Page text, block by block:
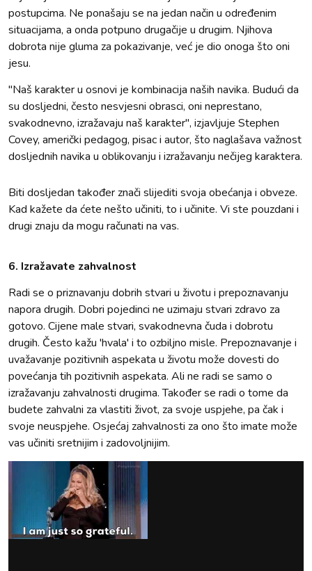
postupcima. Ne ponašaju se na jedan način u određenim
situacijama, a onda potpuno drugačije u drugim. Njihova
dobrota nije gluma za pokazivanje, već je dio onoga što oni
jesu.
"Naš karakter u osnovi je kombinacija naših navika. Budući da
su dosljedni, često nesvjesni obrasci, oni neprestano,
svakodnevno, izražavaju naš karakter", izjavljuje Stephen
Covey, američki pedagog, pisac i autor, što naglašava važnost
dosljednih navika u oblikovanju i izražavanju nečijeg karaktera.
Biti dosljedan također znači slijediti svoja obećanja i obveze.
Kad kažete da ćete nešto učiniti, to i učinite. Vi ste pouzdani i
drugi znaju da mogu računati na vas.
6. Izražavate zahvalnost
Radi se o priznavanju dobrih stvari u životu i prepoznavanju
napora drugih. Dobri pojedinci ne uzimaju stvari zdravo za
gotovo. Cijene male stvari, svakodnevna čuda i dobrotu
drugih. Često kažu 'hvala' i to ozbiljno misle. Prepoznavanje i
uvažavanje pozitivnih aspekata u životu može dovesti do
povećanja tih pozitivnih aspekata. Ali ne radi se samo o
izražavanju zahvalnosti drugima. Također se radi o tome da
budete zahvalni za vlastiti život, za svoje uspjehe, pa čak i
svoje neuspjehe. Osjećaj zahvalnosti za ono što imate može
vas učiniti sretnijim i zadovoljnijim.